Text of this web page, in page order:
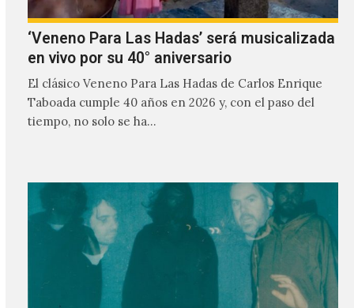
‘Veneno Para Las Hadas’ será musicalizada
en vivo por su 40° aniversario
El clásico Veneno Para Las Hadas de Carlos Enrique
Taboada cumple 40 años en 2026 y, con el paso del
tiempo, no solo se ha…